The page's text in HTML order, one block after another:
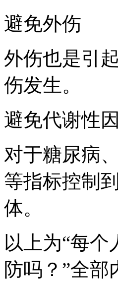
避免外伤
外伤也是引
伤发生。
避免代谢性
对于糖尿病
等指标控制
体。
以上为“每
防吗？”全